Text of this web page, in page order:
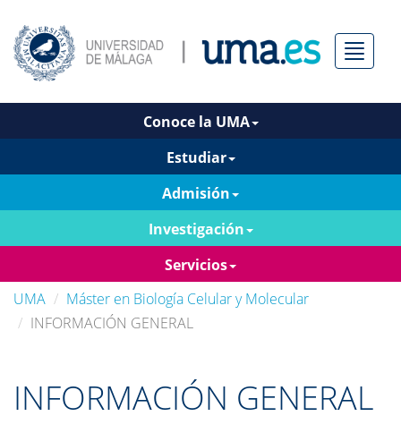
Menú
Conoce la UMA
Estudiar
Admisión
Investigación
Servicios
UMA
Máster en Biología Celular y Molecular
INFORMACIÓN GENERAL
INFORMACIÓN GENERAL